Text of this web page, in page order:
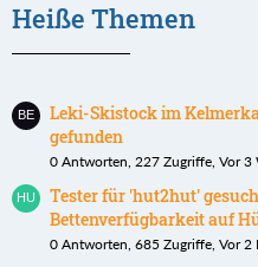
Heiße Themen
Leki-Skistock im
gefunden
0 Antworten, 227 Zugriffe, Vor 3
Tester für 'hut2hut'
Bettenverfügbarkeit auf
0 Antworten, 685 Zugriffe, Vor 2